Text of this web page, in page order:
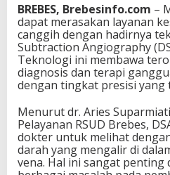
BREBES, Brebesinfo.com –
dapat merasakan layanan
canggih dengan hadirnya
Subtraction Angiography
Teknologi ini membawa
diagnosis dan terapi
dengan tingkat presisi yang
Menurut dr. Aries
Pelayanan RSUD Brebes,
dokter untuk melihat
darah yang mengalir di
vena. Hal ini sangat penting